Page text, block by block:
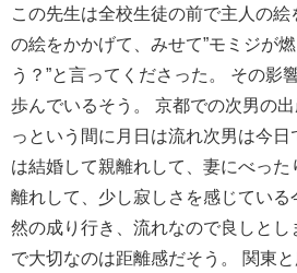
この先生は全校生徒の前で主人の
の絵をかかげて、みせて”モミジが
う？”と言ってくださった。 その影
歩んでいるそう。 京都での次男の
っという間に月日は流れ次男は今日
は結婚して親離れして、妻にべった
離れして、少し寂しさを感じている
然の成り行き、流れなので良しとし
で大切なのは距離感だそう。 関東